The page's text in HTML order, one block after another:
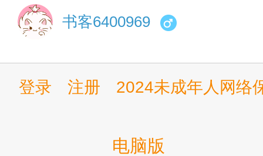
书客6400969
登录 注册 2024未成年人网络
电脑版